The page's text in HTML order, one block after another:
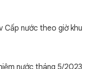
Cấp nước theo giờ khu
nước tháng 5/2023